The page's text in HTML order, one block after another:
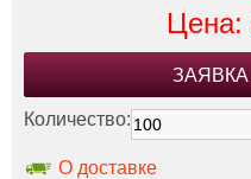
Цена:
Количество:
О доставке